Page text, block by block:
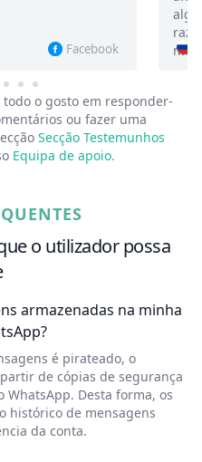
conversas
Instagram
o gosto em responder-
ou fazer uma
Secção Testemunhos
Equipa de apoio.
o utilizador possa
armazenadas na minha
é pirateado, o
de cópias de segurança
WhatsApp. Desta forma, os
histórico de mensagens
da conta.